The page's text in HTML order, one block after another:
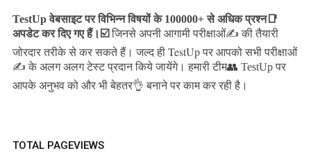
TestUp वेबसाइट पर विभिन्न विषयों के 100000+ से अधिक प्रश्न📑
अपडेट कर दिए गए हैं। ☑️ जिनसे अपनी आगामी परीक्षाओं✍️ की तैयारी
जोरदार तरीके से कर सकते हैं।जल्द ही TestUp पर आपको सभी परीक्षाओं
✍️ के अलग अलग टेस्ट प्रदान किये जायेंगे। हमारी टीम👥 TestUp पर
आपके अनुभव को और भी बेहतर👌 बनाने पर काम कर रही है।
TOTAL PAGEVIEWS